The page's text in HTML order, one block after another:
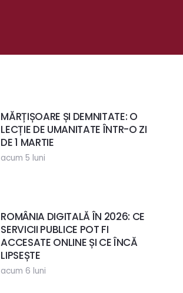
MĂRȚIȘOARE ȘI DEMNITATE: O
LECȚIE DE UMANITATE ÎNTR-O ZI
DE 1 MARTIE
acum 5 luni
ROMÂNIA DIGITALĂ ÎN 2026: CE
SERVICII PUBLICE POT FI
ACCESATE ONLINE ȘI CE ÎNCĂ
LIPSEȘTE
acum 6 luni